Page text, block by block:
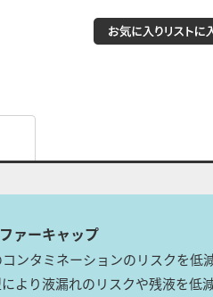
ァーキャップ
ンタミネーションのリスクを低減
より液漏れのリスクや残液を低減